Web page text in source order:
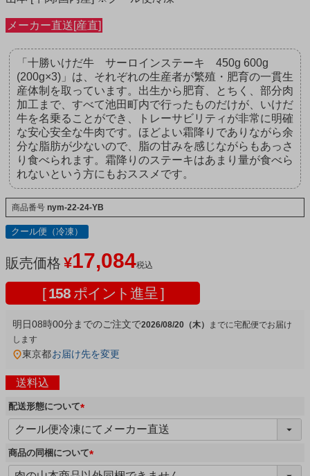
メーカー直送[産直]
「十勝いけだ牛 サーロインステーキ 450g 600g
(200g×3)」は、それぞれの生産者が繁殖・肥育の一貫生
産体制を取っています。出生から肥育、とちく、部分肉
加工まで、すべて池田町内で行ったものだけが、いけだ
牛を名乗ることができ、トレーサビリティが非常に明確
な安心安全な牛肉です。ほどよい霜降りでありながら余
分な脂肪が少ないので、脂の甘みを感じながらもあっさ
り食べられます。霜降りのステーキはあまり量が食べら
れないという方にもおススメです。
商品番号 nym-22-24-YB
クール便（冷凍）
販売価格 ¥17,084税込
[ 158 ポイント進呈 ]
明日08時00分 までのご注文で2026/08/20（木） 宅配便
東京都お届け先を変更
送料込
配送形態について
(
必
須
)
商品の同梱について
(